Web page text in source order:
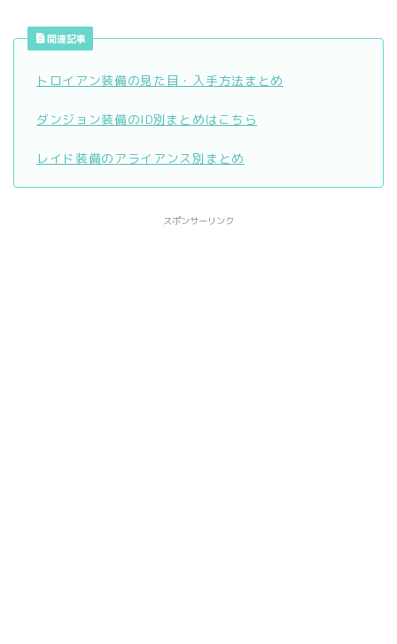
関連記事
トロイアン装備の見た目・入手方法まとめ
ダンジョン装備のID別まとめはこちら
レイド装備のアライアンス別まとめ
スポンサーリンク